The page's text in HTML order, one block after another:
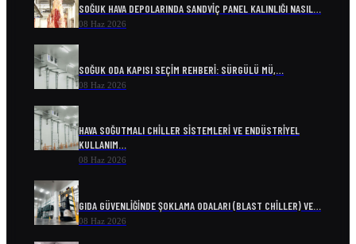
SOĞUK HAVA DEPOLARINDA SANDVIÇ PANEL KALINLIĞI NASIL…
08 Haz 2026
SOĞUK ODA KAPISI SEÇIM REHBERI: SÜRGÜLÜ MÜ,…
08 Haz 2026
HAVA SOĞUTMALI CHILLER SISTEMLERI VE ENDÜSTRIYEL
KULLANIM…
08 Haz 2026
GIDA GÜVENLIĞINDE ŞOKLAMA ODALARI (BLAST CHILLER) VE…
08 Haz 2026